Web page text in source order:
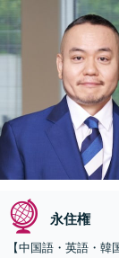
永住権
【中国語・英語・